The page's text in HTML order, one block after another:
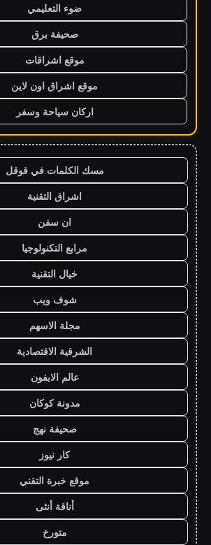
ضوء التعليمي
صحيفة برق
موقع اشراقات
موقع اشراق اون لاين
اركان سياحة وسفر
مسك الكلمات في قوقل
اشراق التقنية
ان سفن
مرابع التكنولوجيا
خيال التقنية
شوف ويب
مجلة الاسهم
الشرقية الاقتصادية
عالم الايفون
مدونة كوكان
صحيفة نهج
كار نيوز
موقع خبرة التقني
أناقة أنثى
متورخ